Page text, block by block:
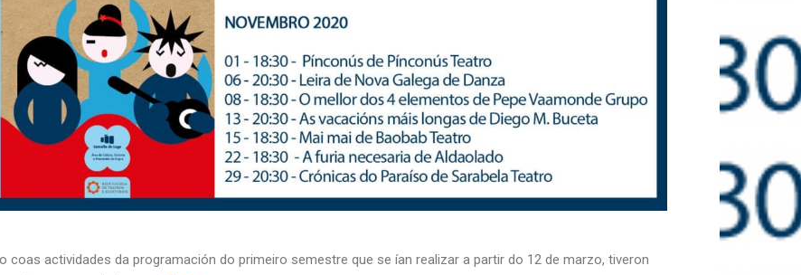
coas actividades da programación do primeiro semestre que se ían realizar a partir do 12 de marzo, tiveron